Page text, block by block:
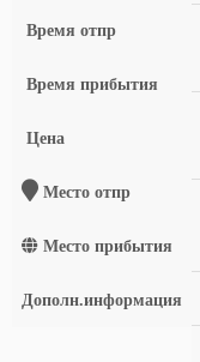
Время отпр
Время прибытия
Цена
Место отпр
Место прибытия
Дополн.информация